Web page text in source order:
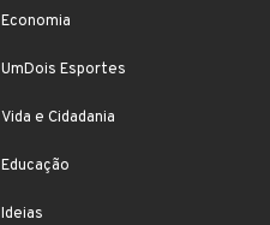
Economia
UmDois Esportes
Vida e Cidadania
Educação
Ideias